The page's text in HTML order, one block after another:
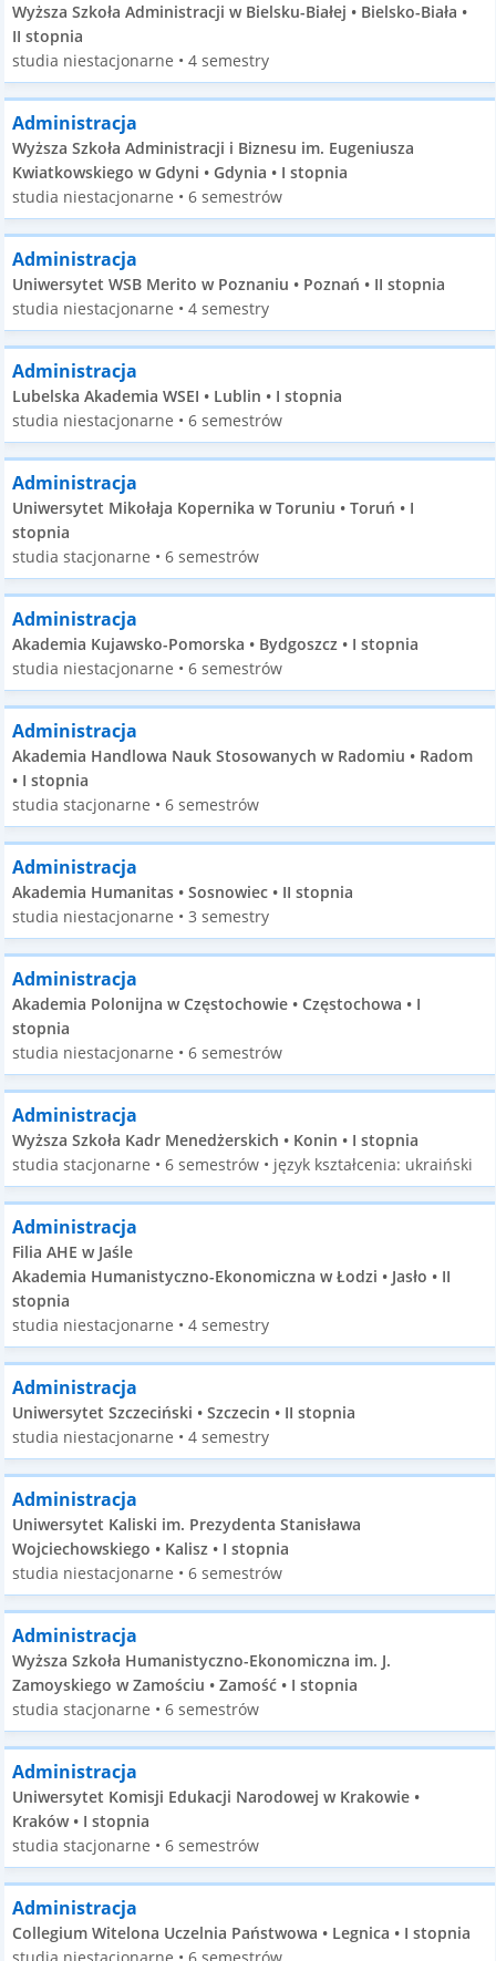
Wyższa Szkoła Administracji w Bielsku-Białej • Bielsko-Biała •
II stopnia
studia niestacjonarne • 4 semestry
Administracja
Wyższa Szkoła Administracji i Biznesu im. Eugeniusza
Kwiatkowskiego w Gdyni • Gdynia • I stopnia
studia niestacjonarne • 6 semestrów
Administracja
Uniwersytet WSB Merito w Poznaniu • Poznań • II stopnia
studia niestacjonarne • 4 semestry
Administracja
Lubelska Akademia WSEI • Lublin • I stopnia
studia niestacjonarne • 6 semestrów
Administracja
Uniwersytet Mikołaja Kopernika w Toruniu • Toruń • I
stopnia
studia stacjonarne • 6 semestrów
Administracja
Akademia Kujawsko-Pomorska • Bydgoszcz • I stopnia
studia niestacjonarne • 6 semestrów
Administracja
Akademia Handlowa Nauk Stosowanych w Radomiu • Radom
• I stopnia
studia stacjonarne • 6 semestrów
Administracja
Akademia Humanitas • Sosnowiec • II stopnia
studia niestacjonarne • 3 semestry
Administracja
Akademia Polonijna w Częstochowie • Częstochowa • I
stopnia
studia niestacjonarne • 6 semestrów
Administracja
Wyższa Szkoła Kadr Menedżerskich • Konin • I stopnia
studia stacjonarne • 6 semestrów • język kształcenia: ukraiński
Administracja
Filia AHE w Jaśle
Akademia Humanistyczno-Ekonomiczna w Łodzi • Jasło • II
stopnia
studia niestacjonarne • 4 semestry
Administracja
Uniwersytet Szczeciński • Szczecin • II stopnia
studia niestacjonarne • 4 semestry
Administracja
Uniwersytet Kaliski im. Prezydenta Stanisława
Wojciechowskiego • Kalisz • I stopnia
studia niestacjonarne • 6 semestrów
Administracja
Wyższa Szkoła Humanistyczno-Ekonomiczna im. J.
Zamoyskiego w Zamościu • Zamość • I stopnia
studia stacjonarne • 6 semestrów
Administracja
Uniwersytet Komisji Edukacji Narodowej w Krakowie •
Kraków • I stopnia
studia stacjonarne • 6 semestrów
Administracja
Collegium Witelona Uczelnia Państwowa • Legnica • I stopnia